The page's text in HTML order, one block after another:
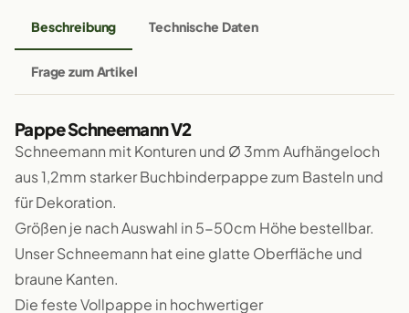
Beschreibung Technische Daten
Frage zum Artikel
Pappe Schneemann V2
Schneemann mit Konturen und Ø 3mm Aufhängeloch
aus 1,2mm starker Buchbinderpappe zum Basteln und
für Dekoration.
Größen je nach Auswahl in 5-50cm Höhe bestellbar.
Unser Schneemann hat eine glatte Oberfläche und
braune Kanten.
Die feste Vollpappe in hochwertiger